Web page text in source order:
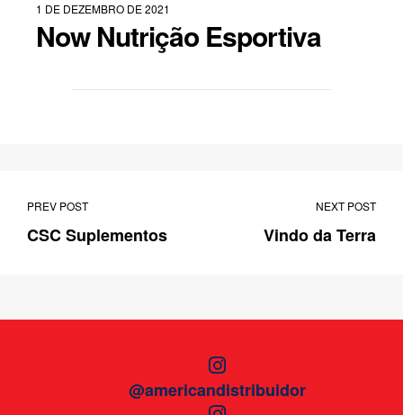
1 DE DEZEMBRO DE 2021
Now Nutrição Esportiva
PREV POST
CSC Suplementos
NEXT POST
Vindo da Terra
@americandistribuidor